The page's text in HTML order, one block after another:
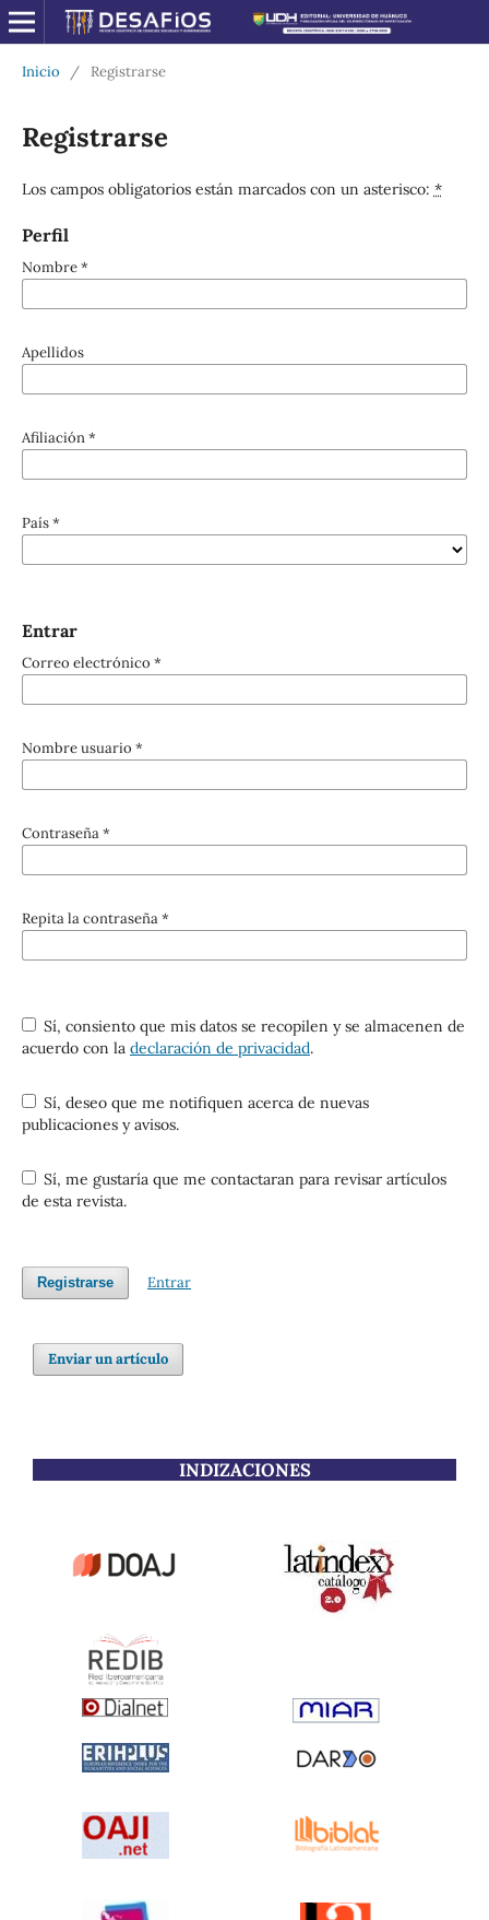
Inicio / Registrarse
Registrarse
Los campos obligatorios están marcados con un asterisco: *
Perfil
Nombre*
Apellidos
Afiliación*
País*
Entrar
Correo electrónico *
Nombre usuario *
Contraseña*
Repita la contraseña*
Sí, consiento que mis datos se recopilen y se almacenen de
acuerdo con la declaración de privacidad.
Sí, deseo que me notifiquen acerca de nuevas
publicaciones y avisos.
Sí, me gustaría que me contactaran para revisar artículos
de esta revista.
Registrarse Entrar
Enviar un artículo
INDIZACIONES